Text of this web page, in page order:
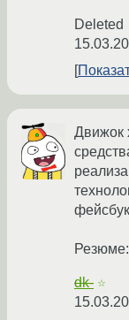
Deleted
Движок
dk- ☆